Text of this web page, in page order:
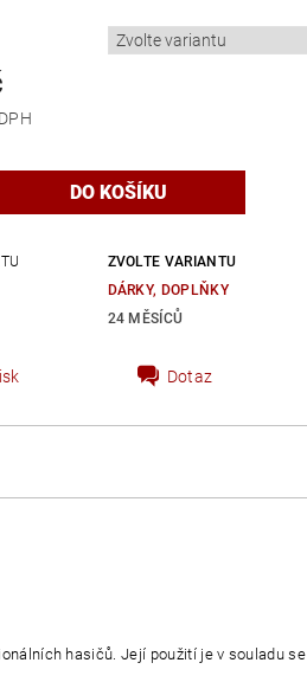
DPH
ZVOLTE VARIANTU
DÁRKY, DOPLŇKY
24 MĚSÍCŮ
Dotaz
hasičů. Její použití je v souladu se